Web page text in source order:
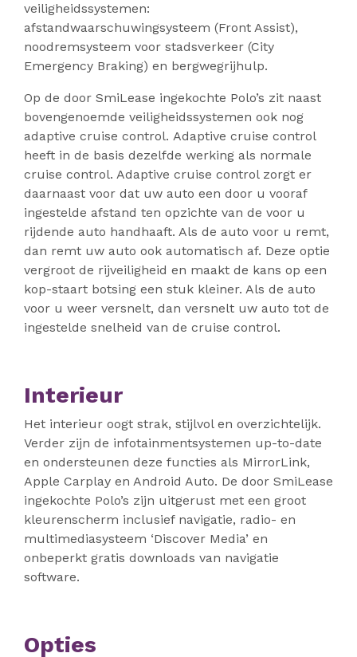
veiligheidssystemen:
afstandwaarschuwingsysteem (Front Assist),
noodremsysteem voor stadsverkeer (City
Emergency Braking) en bergwegrijhulp.
Op de door SmiLease ingekochte Polo’s zit naast
bovengenoemde veiligheidssystemen ook nog
adaptive cruise control. Adaptive cruise control
heeft in de basis dezelfde werking als normale
cruise control. Adaptive cruise control zorgt er
daarnaast voor dat uw auto een door u vooraf
ingestelde afstand ten opzichte van de voor u
rijdende auto handhaaft. Als de auto voor u remt,
dan remt uw auto ook automatisch af. Deze optie
vergroot de rijveiligheid en maakt de kans op een
kop-staart botsing een stuk kleiner. Als de auto
voor u weer versnelt, dan versnelt uw auto tot de
ingestelde snelheid van de cruise control.
Interieur
Het interieur oogt strak, stijlvol en overzichtelijk.
Verder zijn de infotainmentsystemen up-to-date
en ondersteunen deze functies als MirrorLink,
Apple Carplay en Android Auto. De door SmiLease
ingekochte Polo’s zijn uitgerust met een groot
kleurenscherm inclusief navigatie, radio- en
multimediasysteem ‘Discover Media’ en
onbeperkt gratis downloads van navigatie
software.
Opties